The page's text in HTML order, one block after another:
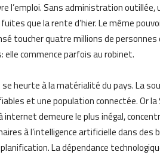
l’emploi. Sans administration outillée,
que la rente d’hier. Le même
toucher quatre millions de
elle commence parfois au robinet.
heurte à la matérialité du pays. La
et une population connectée. Or
à internet demeure le plus inégal,
à l’intelligence artificielle dans des
La dépendance